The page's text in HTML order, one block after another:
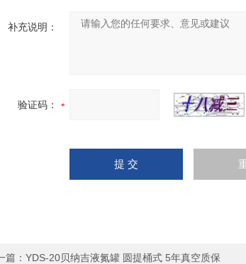
补充说明：
验证码：
篇： YDS-20贝纳吉液氮罐 圆提桶式 5年真空质保